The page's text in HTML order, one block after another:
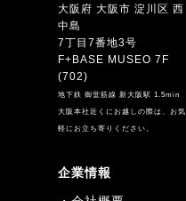
大阪府 大阪市 淀川区 西
中島
7丁目7番地3号
F+BASE MUSEO 7F
(702)
地下鉄 御堂筋線 新大阪駅 1.5min
大阪本社近くにお越しの際は、お気
軽にお立ち寄りください。
企業情報